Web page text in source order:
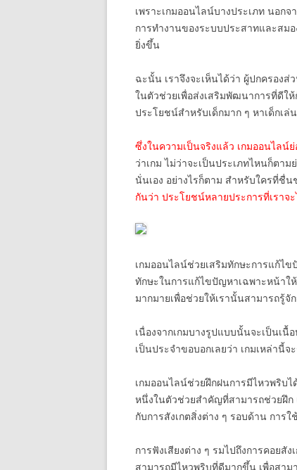
เพราะเกมออนไลน์บางประเภท นอ
การทำงานของระบบประสาทและสม
ยิ่งขึ้น
ฉะนั้น เราจึงจะเห็นได้ว่า ผู้ปกครอง
ในตัวช่วยเพื่อส่งเสริมพัฒนาการที่ดีใ
ประโยชน์สำหรับเด็กมาก ๆ หาเด็กเล่
ซึ่งในความเป็นจริงแล้ว เกมออนไลน์
ว่าเกม ไม่ว่าจะเป็นประเภทไหนก็ตา
นั่นเอง อย่างไรก็ตาม สำหรับใครที่ชื่
กันว่า ประโยชน์หลายประการที่เราจ
เกมออนไลน์ช่วยเสริมทักษะการแก้ไ
ทักษะในการแก้ไขปัญหาเฉพาะหน้าให้
มากมายเพื่อช่วยให้เรานั้นสามารถรู้
เนื่องจากเกมบางรูปแบบนั้นจะเป็นเ
เป็นประจำขอบอกเลยว่า เกมเหล่านี้
เกมออนไลน์ช่วยฝึกฝนการมีไหวพริบ
หนึ่งในตัวช่วยสำคัญที่สามารถช่วยฝึก
กับการสังเกตสิ่งต่าง ๆ รอบด้าน การใ
การฟังเสียงต่าง ๆ รมไปถึงการคอยสั
สามารถมีไหวพริบที่ดีมากขึ้น เพื่อสา